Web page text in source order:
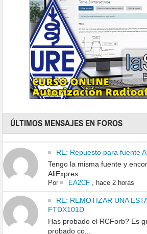
ÚLTIMOS MENSAJES EN FOROS
RE: Repuesto para fuente
Tengo la misma fuente y
AliExpres...
Por EA2CF, hace 2 horas
RE: REMOTIZAR UNA
FTDX101D
Has probado el RCForb? Es
probado co...